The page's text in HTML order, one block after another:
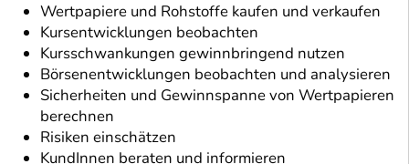
Wertpapiere und Rohstoffe kaufen und verkaufen
Kursentwicklungen beobachten
Kursschwankungen gewinnbringend nutzen
Börsenentwicklungen beobachten und analysieren
Sicherheiten und Gewinnspanne von Wertpapieren
berechnen
Risiken einschätzen
KundInnen beraten und informieren